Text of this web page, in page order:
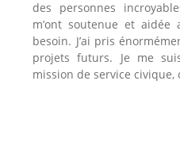
des personnes
m’ont soutenue et aidée
besoin. J’ai pris
projets futurs. Je me
mission de service civique,